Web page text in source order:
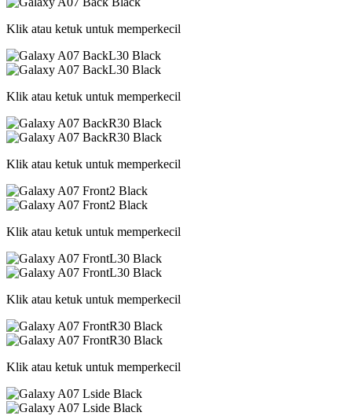
Klik atau ketuk untuk memperkecil
Klik atau ketuk untuk memperkecil
Klik atau ketuk untuk memperkecil
Klik atau ketuk untuk memperkecil
Klik atau ketuk untuk memperkecil
Klik atau ketuk untuk memperkecil